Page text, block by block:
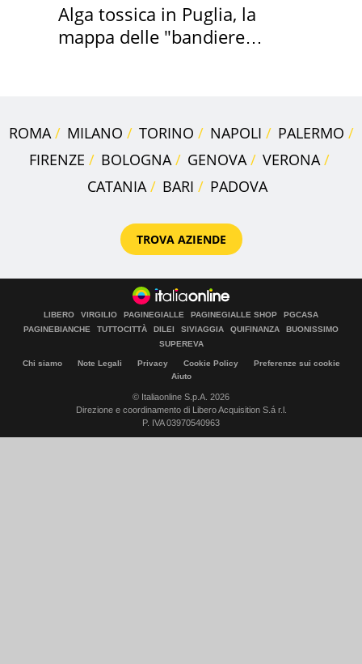
Alga tossica in Puglia, la
mappa delle "bandiere
ROMA MILANO TORINO NAPOLI
PALERMO
FIRENZE
BOLOGNA GENOVA
VERONA
CATANIA
BARI PADOVA
TROVA AZIENDE
LIBERO VIRGILIO PAGINEGIALLE PAGINEGIALLE SHOP
PGCASA
PAGINEBIANCHE
TUTTOCITTÀ DILEI SIVIAGGIA QUIFINANZA
BUONISSIMO
SUPEREVA
Chi siamo Note Legali Privacy Cookie Policy
Preferenze sui cookie
Aiuto
© Italiaonline S.p.A. 2026
Direzione e coordinamento di Libero Acquisition S.á r.l.
P. IVA 03970540963